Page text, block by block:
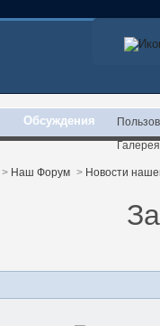
Обсуждения
Галерея
> Наш Форум > Новости